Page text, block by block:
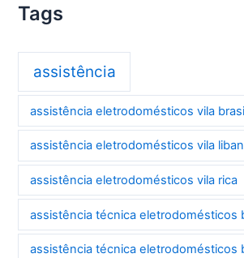
Tags
assistência
assistência eletrodomésticos vila
assistência eletrodomésticos vila
assistência eletrodomésticos vila rica
assistência técnica eletrodomésticos
assistência técnica eletrodomésticos